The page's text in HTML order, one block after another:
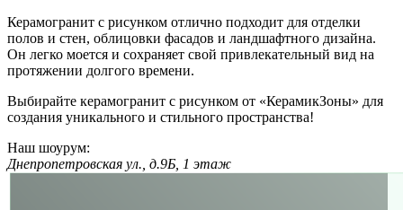
Керамогранит с рисунком отлично подходит для отделки
полов и стен, облицовки фасадов и ландшафтного дизайна.
Он легко моется и сохраняет свой привлекательный вид на
протяжении долгого времени.
Выбирайте керамогранит с рисунком от «КерамикЗоны» для
создания уникального и стильного пространства!
Наш шоурум:
Днепропетровская ул., д.9Б, 1 этаж